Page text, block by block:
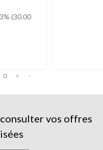
était(30.00
vos offres